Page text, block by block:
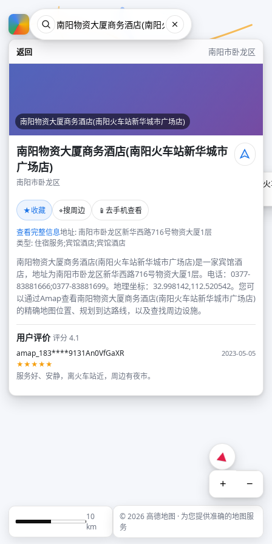
返回 南阳市卧龙区
南阳物资大厦商务酒店(南阳火车站新华城市广场店)
南阳物资大厦商务酒店(南阳火车站新华城市
广场店)
南阳市卧龙区
★收藏 ⌖搜周边 📱 去手机查看
查看完整信息地址: 南阳市卧龙区新华西路716号物资大厦1层
类型: 住宿服务;宾馆酒店;宾馆酒店
南阳物资大厦商务酒店(南阳火车站新华城市广场店)是一家宾馆酒
店，地址为南阳市卧龙区新华西路716号物资大厦1层。电话：0377-
83881666;0377-83881699。地理坐标：32.998142,112.520542。您可
以通过Amap查看南阳物资大厦商务酒店(南阳火车站新华城市广场店)
的精确地图位置、规划到达路线，以及查找周边设施。
用户评价评分 4.1
amap_183****9131An0VfGaXR
2023-05-05
★★★★★
服务好、安静，离火车站近，周边有夜市。
南阳物资大厦商务酒店(南阳
+ −
10
km
© 2026 高德地图 · 为您提供准确的地图服
务